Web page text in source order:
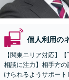
個人利用の
【関東エリア対応】
相談に注力】相手方
けられるようサポー